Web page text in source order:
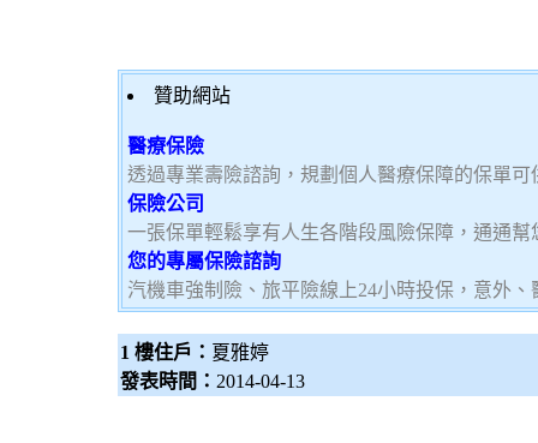
贊助網站
醫療保險
透過專業壽險諮詢，規劃個人醫療保障的保單可
保險公司
一張保單輕鬆享有人生各階段風險保障，通通幫
您的專屬保險諮詢
汽機車強制險、旅平險線上24小時投保，意外
1 樓住戶： 夏雅婷
發表時間： 2014-04-13